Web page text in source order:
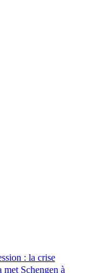
: la crise
met Schengen à